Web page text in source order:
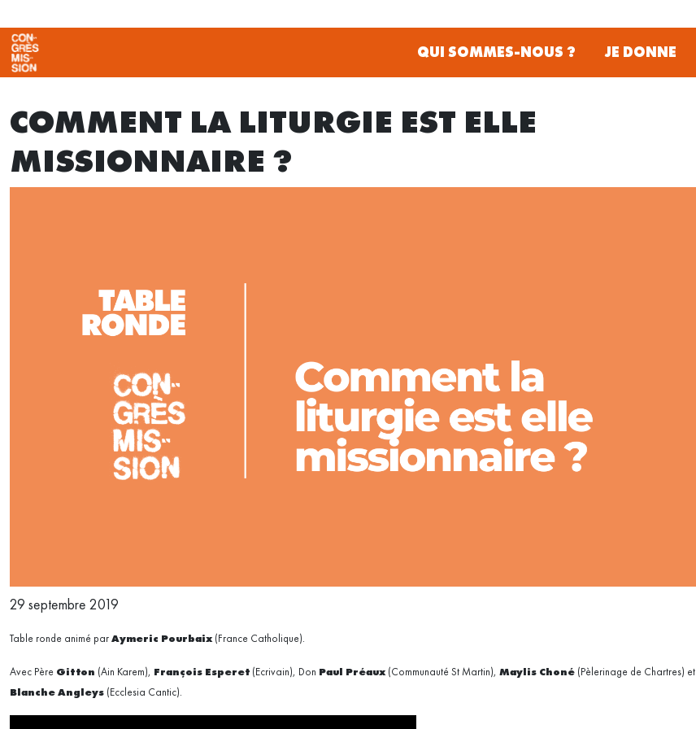
QUI SOMMES-NOUS ? JE DONNE
COMMENT LA LITURGIE EST ELLE
MISSIONNAIRE ?
29 septembre 2019
Table ronde animé parAymeric Pourbaix(France Catholique).
Avec Père Gitton (Ain Karem), François Esperet (Ecrivain), Don Paul Préaux(Communauté St Martin), Maylis Choné (Pèlerinage de Chartres) et
Blanche Angleys (Ecclesia Cantic).